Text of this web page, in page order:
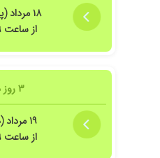
۱۸ مرداد (پس فردا)
از ساعت ۹ الی ۱۶
۳ روز دیگر
۱۹ مرداد (دوشنبه)
از ساعت ۹ الی ۱۶